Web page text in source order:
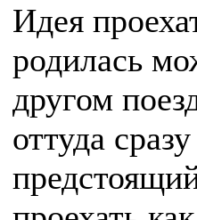
Идея
родилась
другом
оттуда